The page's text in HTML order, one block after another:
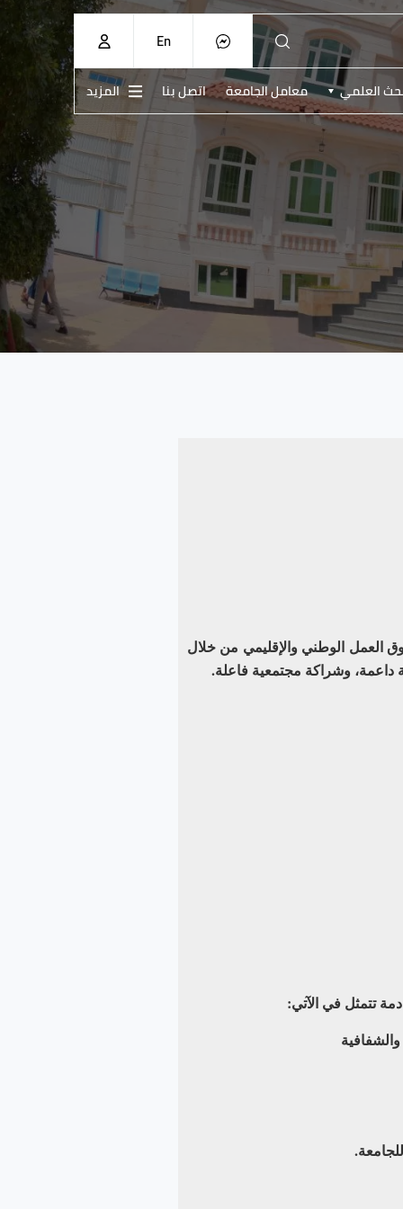
En
العلمي معامل الجامعة اتصل بنا المزيد
العمل الوطني والإقليمي من خلال
داعمة، وشراكة مجتمعية فاعلة.
تتمثل في الآتي: